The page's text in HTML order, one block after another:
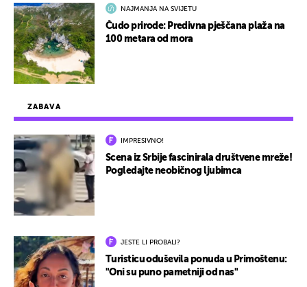
ZABAVA
IMPRESIVNO!
Scena iz Srbije fascinirala društvene mreže!
Pogledajte neobičnog ljubimca
JESTE LI PROBALI?
Turisticu oduševila ponuda u Primoštenu:
"Oni su puno pametniji od nas"
NAJMANJA NA SVIJETU
Čudo prirode: Predivna pješčana plaža na
100 metara od mora